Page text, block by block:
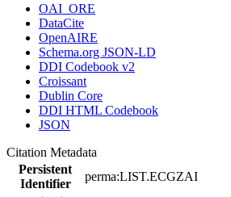
OAI_ORE
DataCite
OpenAIRE
Schema.org JSON-LD
DDI Codebook v2
Croissant
Dublin Core
DDI HTML Codebook
JSON
Citation Metadata
Persistent
Identifier
perma:LIST.ECGZAI